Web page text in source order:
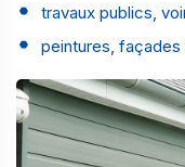
travaux publics,
peintures, façades